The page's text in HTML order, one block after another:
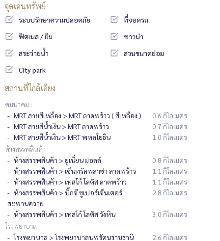
จุดเด่นทรัพย์
ระบบรักษาความปลอดภัย
ที่จอดรถ
ฟิตเนส / ยิม
ซาวน่า
สระว่ายน้ำ
สวนขนาดย่อม
City park
สถานที่ใกล้เคียง
คมนาคม :
MRT สายสีเหลือง > MRT ลาดพร้าว ( สีเหลือง )
0.6 กิโลเมตร
MRT สายสีน้ำเงิน > MRT ลาดพร้าว
0.7 กิโลเมตร
MRT สายสีน้ำเงิน > MRT พหลโยธิน
1.0 กิโลเมตร
ห้างสรรพสินค้า :
ห้างสรรพสินค้า > ยูเนี่ยน มอลล์
0.8 กิโลเมตร
ห้างสรรพสินค้า > เซ็นทรัลพลาซ่า ลาดพร้าว
1.1 กิโลเมตร
ห้างสรรพสินค้า > เทสโก้ โลตัส ลาดพร้าว
1.1 กิโลเมตร
ห้างสรรพสินค้า > บิ๊กซี ซูเปอร์เซ็นเตอร์
สะพานควาย
2.8 กิโลเมตร
ห้างสรรพสินค้า > เทสโก้ โลตัส วังหิน
3.0 กิโลเมตร
โรงพยาบาล :
โรงพยาบาล > โรงพยาบาลนพรัตนราชธานี
2.6 กิโลเมตร